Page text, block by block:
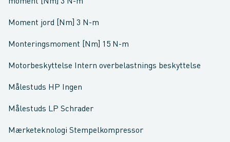
Moment jord [Nm] 3 N-m
Monteringsmoment [Nm] 15 N-m
Motorbeskyttelse Intern overbelastnings beskyttelse
Målestuds HP Ingen
Målestuds LP Schrader
Mærketeknologi Stempelkompressor